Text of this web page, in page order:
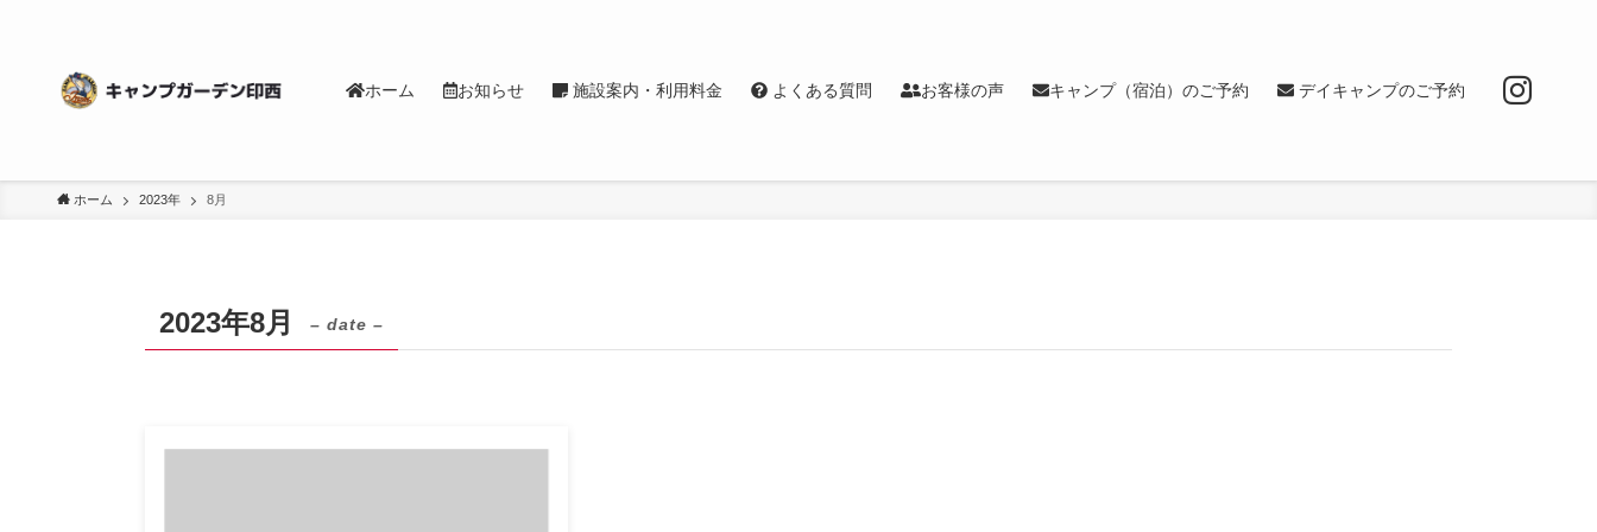
ホーム お知らせ 施設案内・利用料金 よくある質問 お客様の声 キャンプ（宿泊）のご予約 デイキャンプのご予約
ホーム 2023年 8月
2023年8月 – date –